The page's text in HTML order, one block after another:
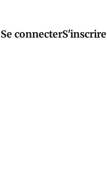
Se connecterS'inscrire